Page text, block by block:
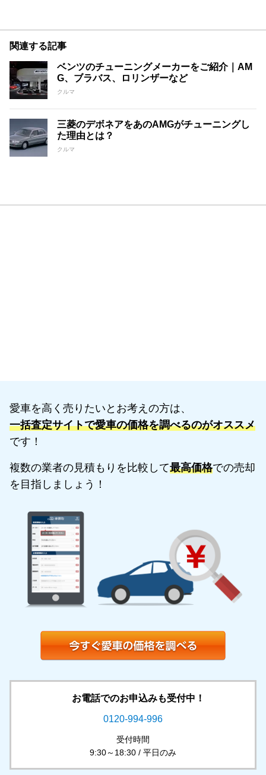
関連する記事
ベンツのチューニングメーカーをご紹介｜AM
G、ブラバス、ロリンザーなど
クルマ
三菱のデボネアをあのAMGがチューニングし
た理由とは？
クルマ
愛車を高く売りたいとお考えの方は、
一括査定サイトで愛車の価格を調べるのがオススメ
です！
複数の業者の見積もりを比較して最高価格での売却
を目指しましょう！
お電話でのお申込みも受付中！
0120-994-996
受付時間
9:30～18:30 / 平日のみ